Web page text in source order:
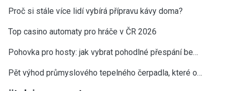
Proč si stále více lidí vybírá přípravu kávy doma?
Top casino automaty pro hráče v ČR 2026
Pohovka pro hosty: jak vybrat pohodlné přespání be…
Pět výhod průmyslového tepelného čerpadla, které o…